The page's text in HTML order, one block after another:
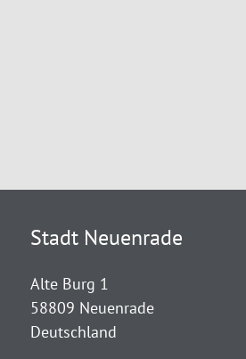
Stadt Neuenrade
Alte Burg 1
58809 Neuenrade
Deutschland